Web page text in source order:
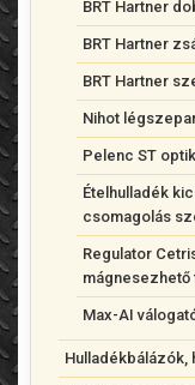
BRT Hartner
BRT Hartner
BRT Hartner
Nihot
Pelenc ST
Ételhulladék
csomagolás
Regulator
Max-AI
Hulladékbálázók,